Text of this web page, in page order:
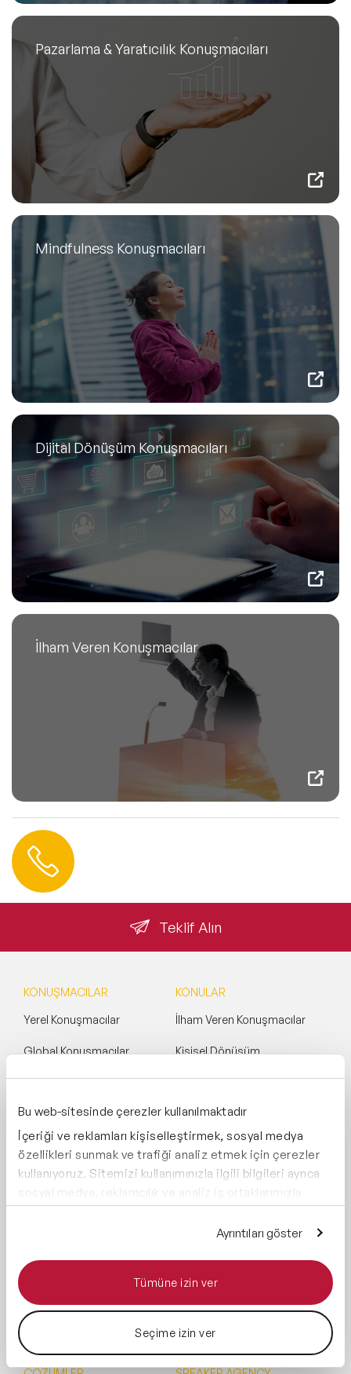
Bu web-sitesinde çerezler kullanılmaktadır
İçeriği ve reklamları kişiselleştirmek, sosyal medya
özellikleri sunmak ve trafiği analiz etmek için çerezler
kullanıyoruz. Sitemizi kullanımınızla ilgili bilgileri ayrıca
sosyal medya, reklamcılık ve analiz iş ortaklarımızla
paylaşabiliriz. İş ortaklarımız, bu bilgileri kendilerine
sağladığınız veya hizmetlerini kullanırken topladıkları
Ayrıntıları göster
Tümüne izin ver
Seçime izin ver
Pazarlama & Yaratıcılık Konuşmacıları
Mindfulness Konuşmacıları
Dijital Dönüşüm Konuşmacıları
İlham Veren Konuşmacılar
Teklif Alın
KONUŞMACILAR
Yerel Konuşmacılar
Global Konuşmacılar
Tüm Konuşmacılar
KONULAR
İlham Veren Konuşmacılar
Kişisel Dönüşüm
Motivasyon Konuşmacıları
Liderlik Konuşmacıları
Mindfulness Konuşmacıları
Konuşmacıları
Konuşmacıları